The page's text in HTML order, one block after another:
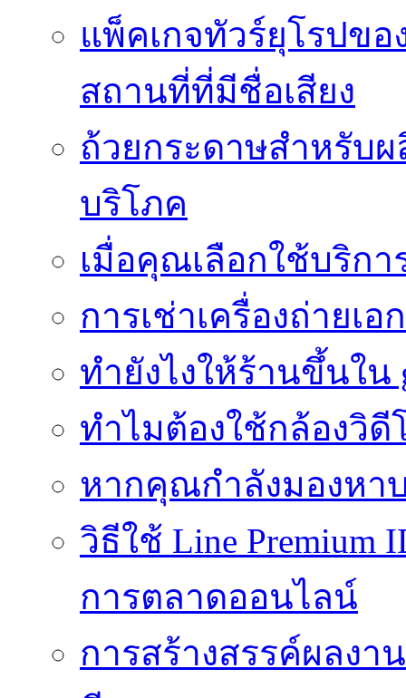
แพ็คเกจทัวร์ยุโรปขอ
สถานที่ที่มีชื่อเสียง
ถ้วยกระดาษสำหรับ
บริโภค
เมื่อคุณเลือกใช้บริกา
การเช่าเครื่องถ่ายเ
ทํายังไงให้ร้านขึ้นใน
ทำไมต้องใช้กล้องวิดี
หากคุณกำลังมองหา
วิธีใช้ Line
การตลาดออนไลน์
การสร้างสรรค์ผลงา